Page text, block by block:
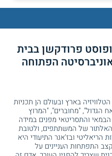
ופוסט פרודקשן בבית
הפתוחה
בארץ ובעולם הן תכניות
הגדול", "מחוברים", "המרוץ
הבמאי והתסריטאי מפנים במידה
של המשתתפים, ולטובת
הריאליטי ובז'אנר התיעודי היא
התפתחות העניינים על